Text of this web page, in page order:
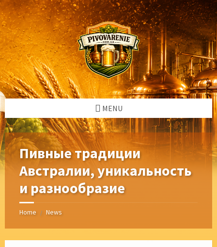
Skip
to
content
Skip
to
left
sidebar
Skip
to
right
sidebar
Skip
to
footer
MENU
Пивные традиции
Австралии, уникальность
и разнообразие
Home / News